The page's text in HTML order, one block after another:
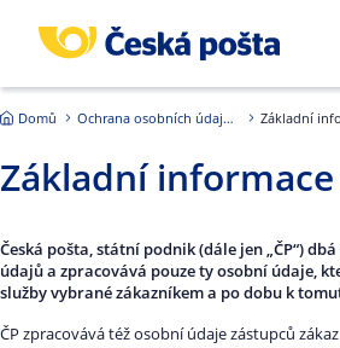
Domů Ochrana osobních údajů - GDPR Základní
Základní
Česká pošta, státní podnik (dále jen „ČP“)
údajů a zpracovává pouze ty osobní údaje,
služby vybrané zákazníkem a po dobu k
ČP zpracovává též osobní údaje zástupců